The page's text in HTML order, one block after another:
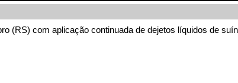
(RS) com aplicação continuada de dejetos líquidos de